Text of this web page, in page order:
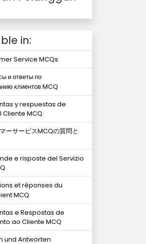
in:
Service MCQs
и ответы по
клиентов MCQ
y respuestas de
Cliente MCQ
ーサービスMCQの質問と
e risposte del Servizio
et réponses du
MCQ
e Respostas de
ao Cliente MCQ
und Antworten